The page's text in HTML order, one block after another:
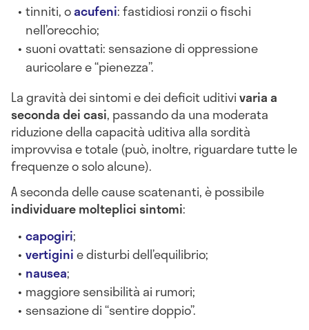
tinniti, oacufeni: fastidiosi ronzii o fischi
nell’orecchio;
suoni ovattati: sensazione di oppressione
auricolare e “pienezza”.
La gravità dei sintomi e dei deficit uditivivaria a
seconda dei casi, passando da una moderata
riduzione della capacità uditiva alla sordità
improvvisa e totale (può, inoltre, riguardare tutte le
frequenze o solo alcune).
A seconda delle cause scatenanti, è possibile
individuare molteplici sintomi:
capogiri;
vertiginie disturbi dell’equilibrio;
nausea;
maggiore sensibilità ai rumori;
sensazione di “sentire doppio”.